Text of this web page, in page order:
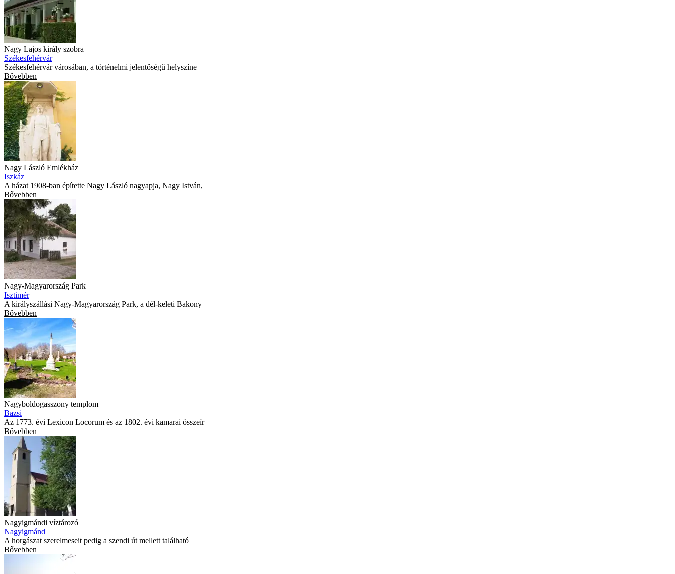
Nagy Lajos király szobra
Székesfehérvár
Székesfehérvár városában, a történelmi jelentőségű helyszíne
Bővebben
Nagy László Emlékház
Iszkáz
A házat 1908-ban építette Nagy László nagyapja, Nagy István,
Bővebben
Nagy-Magyarország Park
Isztimér
A királyszállási Nagy-Magyarország Park, a dél-keleti Bakony
Bővebben
Nagyboldogasszony templom
Bazsi
Az 1773. évi Lexicon Locorum és az 1802. évi kamarai összeír
Bővebben
Nagyigmándi víztározó
Nagyigmánd
A horgászat szerelmeseit pedig a szendi út mellett található
Bővebben